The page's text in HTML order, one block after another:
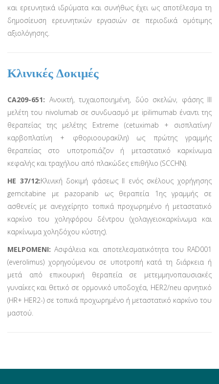
και ερευνητικά ιδρύματα και συνήθως έχει ως αποτέλεσμα τη
δημοσίευση ερευνητικών εργασιών σε περιοδικά ομότιμης
αξιολόγησης.
Κλινικές Δοκιμές
CA209-651: Ανοικτή, τυχαιοποιημένη, δύο σκελών, φάσης ΙΙΙ
μελέτη του nivolumab σε συνδυασμό με ipilimumab έναντι της
θεραπείας της μελέτης Extreme (cetuximab + σισπλατίνη/
καρβοπλατίνη + φθοριοουρακίλη) ως πρώτης γραμμής
θεραπείας στο υποτροπιάζον ή μεταστατικό καρκίνωμα
κεφαλής και τραχήλου από πλακώδες επιθήλιο (SCCHN).
HE 37/12:Κλινική δοκιμή φάσεως ΙΙ ενός σκέλους χορήγησης
gemcitabine με pazopanib ως θεραπεία 1ης γραμμής σε
ασθενείς με ανεγχείρητο τοπικά προχωρημένο ή μεταστατικό
καρκίνο του χοληφόρου δέντρου (χολαγγειοκαρκίνωμα και
καρκίνωμα χοληδόχου κύστης).
MELPOMENI:Ασφάλεια και αποτελεσματικότητα του RAD001
(everolimus) χορηγούμενου σε υποτροπή κατά τη διάρκεια ή
μετά από επικουρική θεραπεία σε μετεμμηνοπαυσιακές
γυναίκες και θετικό σε ορμονικό υποδοχέα, HER2/neu αρνητικό
(HR+ HER2-) σε τοπικά προχωρημένο ή μεταστατικό καρκίνο του
μαστού.